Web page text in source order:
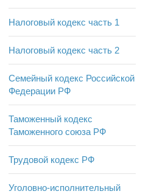
Налоговый кодекс часть 1
Налоговый кодекс часть 2
Семейный кодекс Российской
Федерации РФ
Таможенный кодекс
Таможенного союза РФ
Трудовой кодекс РФ
Уголовно-исполнительный